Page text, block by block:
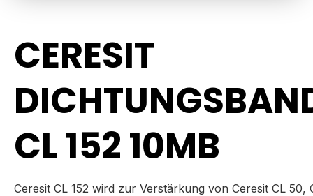
CERESIT
CL 152 10MB
Ceresit CL 152 wird zur Verstärkung von Ceresit CL 50,